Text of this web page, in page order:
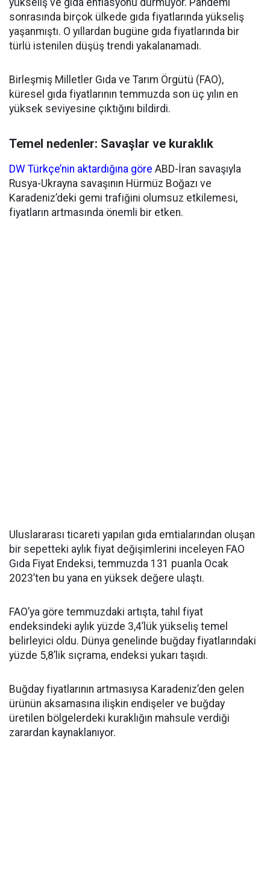
sonrasında birçok ülkede gıda fiyatlarında yükseliş
yaşanmıştı. O yıllardan bugüne gıda fiyatlarında bir
türlü istenilen düşüş trendi yakalanamadı.
Birleşmiş Milletler Gıda ve Tarım Örgütü (FAO),
küresel gıda fiyatlarının temmuzda son üç yılın en
yüksek seviyesine çıktığını bildirdi.
Temel nedenler: Savaşlar ve kuraklık
DW Türkçe’nin aktardığına göre ABD-İran savaşıyla
Rusya-Ukrayna savaşının Hürmüz Boğazı ve
Karadeniz’deki gemi trafiğini olumsuz etkilemesi,
fiyatların artmasında önemli bir etken.
Uluslararası ticareti yapılan gıda emtialarından oluşan
bir sepetteki aylık fiyat değişimlerini inceleyen FAO
Gıda Fiyat Endeksi, temmuzda 131 puanla Ocak
2023’ten bu yana en yüksek değere ulaştı.
FAO’ya göre temmuzdaki artışta, tahıl fiyat
endeksindeki aylık yüzde 3,4’lük yükseliş temel
belirleyici oldu. Dünya genelinde buğday fiyatlarındaki
yüzde 5,8’lik sıçrama, endeksi yukarı taşıdı.
Buğday fiyatlarının artmasıysa Karadeniz’den gelen
ürünün aksamasına ilişkin endişeler ve buğday
üretilen bölgelerdeki kuraklığın mahsule verdiği
zarardan kaynaklanıyor.